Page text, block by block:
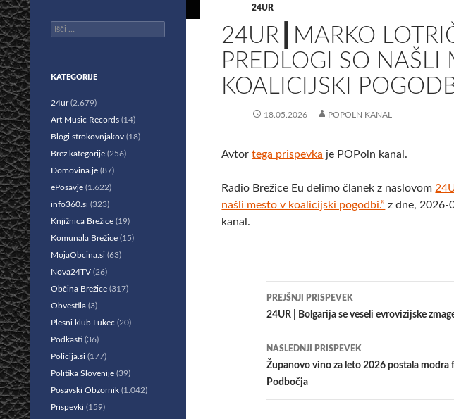
24UR
24UR┃MARKO
PREDLOGI SO NAŠLI
KOALICIJSKI
18.05.2026 POPOLN KANAL
Avtortega prispevka je POPoln kanal.
Radio Brežice Eu delimo članek z naslovom
našli mesto v koalicijski pogodbi.” z dne, 2026-
kanal.
Krmarjenje
po
prispevkih
PREJŠNJI PRISPEVEK
24UR | Bolgarija se veseli evrovizijske
NASLEDNJI PRISPEVEK
Županovo vino za leto 2026 postala modra
Podbočja
Išči:
KATEGORIJE
24ur(2.679)
Art Music Records (14)
Blogi strokovnjakov (18)
Brez kategorije (256)
Domovina.je (87)
ePosavje (1.622)
info360.si (323)
Knjižnica Brežice (19)
Komunala Brežice (15)
MojaObcina.si (63)
Nova24TV (26)
Občina Brežice (317)
Obvestila (3)
Plesni klub Lukec (20)
Podkasti (36)
Policija.si (177)
Politika Slovenije (39)
Posavski Obzornik (1.042)
Prispevki (159)